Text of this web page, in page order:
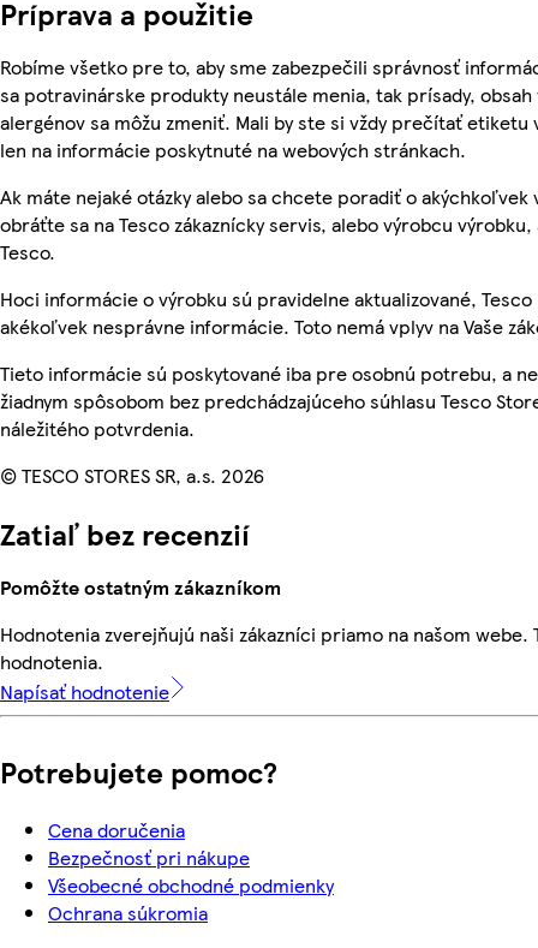
Príprava a použitie
Robíme všetko pre to, aby sme zabezpečili správnosť
sa potravinárske produkty neustále menia, tak prísady, obsah
alergénov sa môžu zmeniť. Mali by ste si vždy prečítať etiketu
len na informácie poskytnuté na webových stránkach.
Ak máte nejaké otázky alebo sa chcete poradiť o akýchkoľvek
obráťte sa na Tesco zákaznícky servis, alebo výrobcu
Tesco.
Hoci informácie o výrobku sú pravidelne aktualizované,
akékoľvek nesprávne informácie. Toto nemá vplyv na Vaše
Tieto informácie sú poskytované iba pre osobnú potrebu, a
žiadnym spôsobom bez predchádzajúceho súhlasu Tesco
náležitého potvrdenia.
© TESCO STORES SR, a.s. 2026
Zatiaľ bez recenzií
Pomôžte ostatným zákazníkom
Hodnotenia zverejňujú naši zákazníci priamo na našom
hodnotenia.
Napísať hodnotenie
Potrebujete pomoc?
Cena doručenia
Bezpečnosť pri nákupe
Všeobecné obchodné podmienky
Ochrana súkromia